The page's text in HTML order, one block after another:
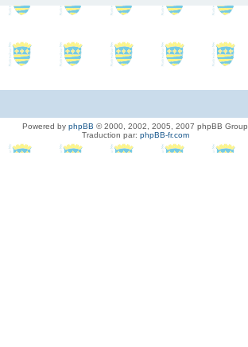
Powered by phpBB © 2000, 2002, 2005, 2007 phpBB Group
Traduction par: phpBB-fr.com